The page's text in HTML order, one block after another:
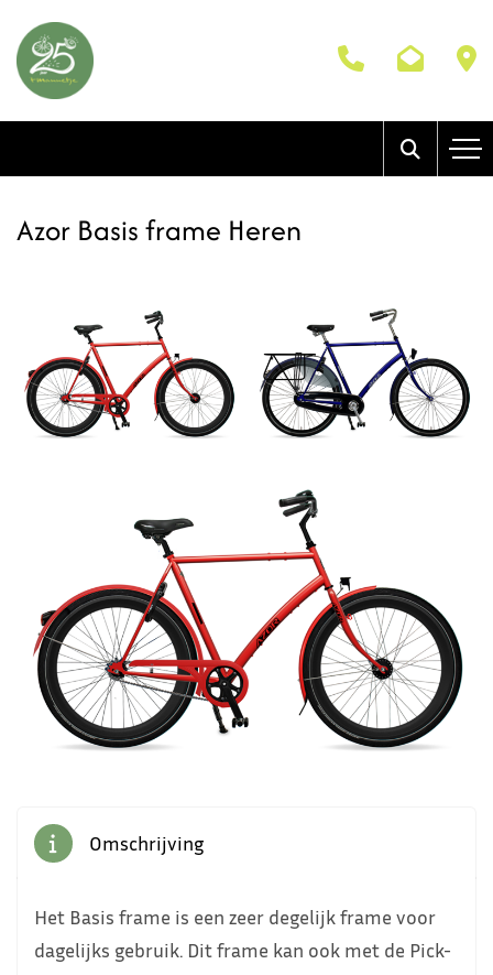
Azor Basis frame Heren
Omschrijving
Het Basis frame is een zeer degelijk frame voor
dagelijks gebruik. Dit frame kan ook met de Pick-